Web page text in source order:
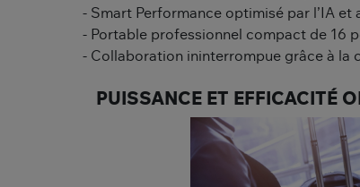
- Smart Performance optimisé par l’IA
- Portable professionnel compact de 16
- Collaboration ininterrompue grâce à la
PUISSANCE ET EFFICACITÉ